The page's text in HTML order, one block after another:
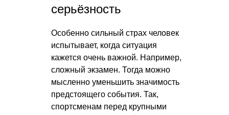
серьёзность
Особенно сильный страх человек
испытывает, когда ситуация
кажется очень важной. Например,
сложный экзамен. Тогда можно
мысленно уменьшить значимость
предстоящего события. Так,
спортсменам перед крупными